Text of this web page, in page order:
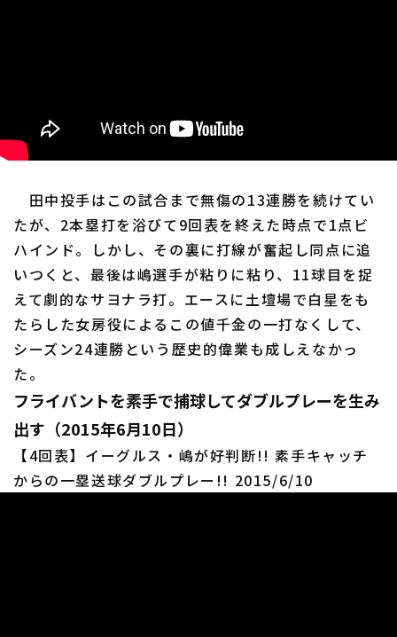
田中投手はこの試合まで無傷の13連勝を続けてい
たが、2本塁打を浴びて9回表を終えた時点で1点ビ
ハインド。しかし、その裏に打線が奮起し同点に追
いつくと、最後は嶋選手が粘りに粘り、11球目を捉
えて劇的なサヨナラ打。エースに土壇場で白星をも
たらした女房役によるこの値千金の一打なくして、
シーズン24連勝という歴史的偉業も成しえなかっ
た。
フライバントを素手で捕球してダブルプレーを生み
出す（2015年6月10日）
【4回表】イーグルス・嶋が好判断!! 素手キャッチ
からの一塁送球ダブルプレー!! 2015/6/10